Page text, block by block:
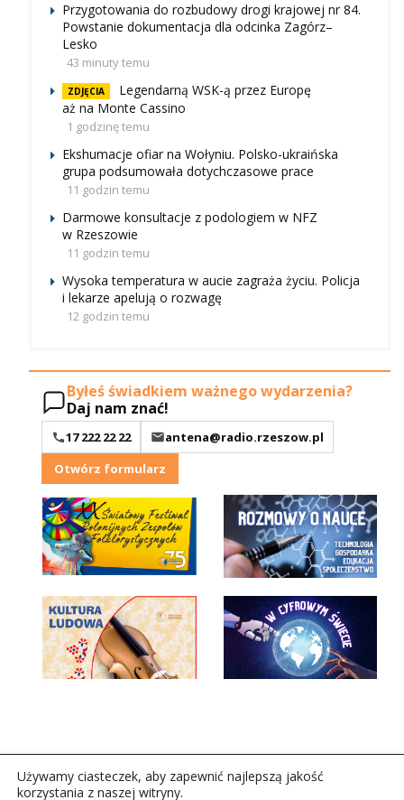
Przygotowania do rozbudowy drogi krajowej nr 84.
Powstanie dokumentacja dla odcinka Zagórz–
Lesko
43 minuty temu
ZDJĘCIA
Legendarną WSK-ą przez Europę
aż na Monte Cassino
1 godzinę temu
Ekshumacje ofiar na Wołyniu. Polsko-ukraińska
grupa podsumowała dotychczasowe prace
11 godzin temu
Darmowe konsultacje z podologiem w NFZ
w Rzeszowie
11 godzin temu
Wysoka temperatura w aucie zagraża życiu. Policja
i lekarze apelują o rozwagę
12 godzin temu
Byłeś świadkiem ważnego wydarzenia?
Daj nam znać!
17 222 22 22
antena@radio.rzeszow.pl
Otwórz formularz
Używamy ciasteczek, aby zapewnić najlepszą jakość
korzystania z naszej witryny.